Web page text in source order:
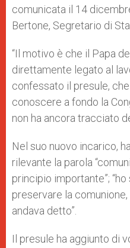
comunicata il 14
Bertone, Segretario di
“Il motivo è che il Papa
direttamente legato al
confessato il presule,
conoscere a fondo la
non ha ancora tracciato
Nel suo nuovo incarico,
rilevante la parola
principio importante”;
preservare la
andava detto”.
Il presule ha aggiunto di